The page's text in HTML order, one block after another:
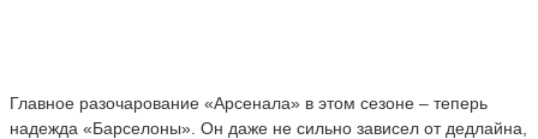
Главное разочарование «Арсенала» в этом сезоне – теперь
надежда «Барселоны». Он даже не сильно зависел от дедлайна,